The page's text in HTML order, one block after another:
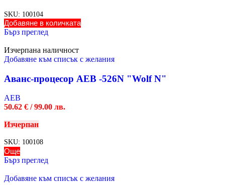
SKU: 100104
Добавяне в количката
Бърз преглед
Изчерпана наличност
Добавяне към списък с желания
Аванс-процесор AEB -526N "Wolf N"
AEB
50.62 € / 99.00 лв.
Изчерпан
SKU: 100108
Още
Бърз преглед
Добавяне към списък с желания